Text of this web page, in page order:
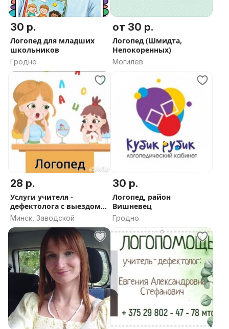
30 р.
Логопед для младших
школьников
Гродно
от 30 р.
Логопед (Шмидта,
Непокоренных)
Могилев
28 р.
Услуги учителя -
дефектолога с выездом
на дом
Минск, Заводской
30 р.
Логопед, район
Вишневец
Гродно